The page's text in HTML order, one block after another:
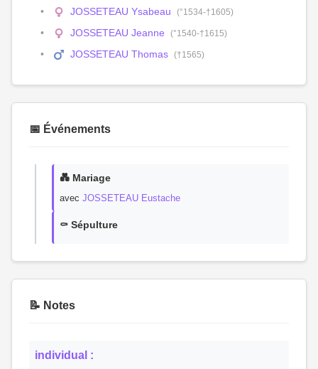
JOSSETEAU Ysabeau (°1534-†1605)
JOSSETEAU Jeanne (°1540-†1615)
JOSSETEAU Thomas (†1565)
📅 Événements
💑 Mariage
avec JOSSETEAU Eustache
⚰️ Sépulture
📝 Notes
individual :